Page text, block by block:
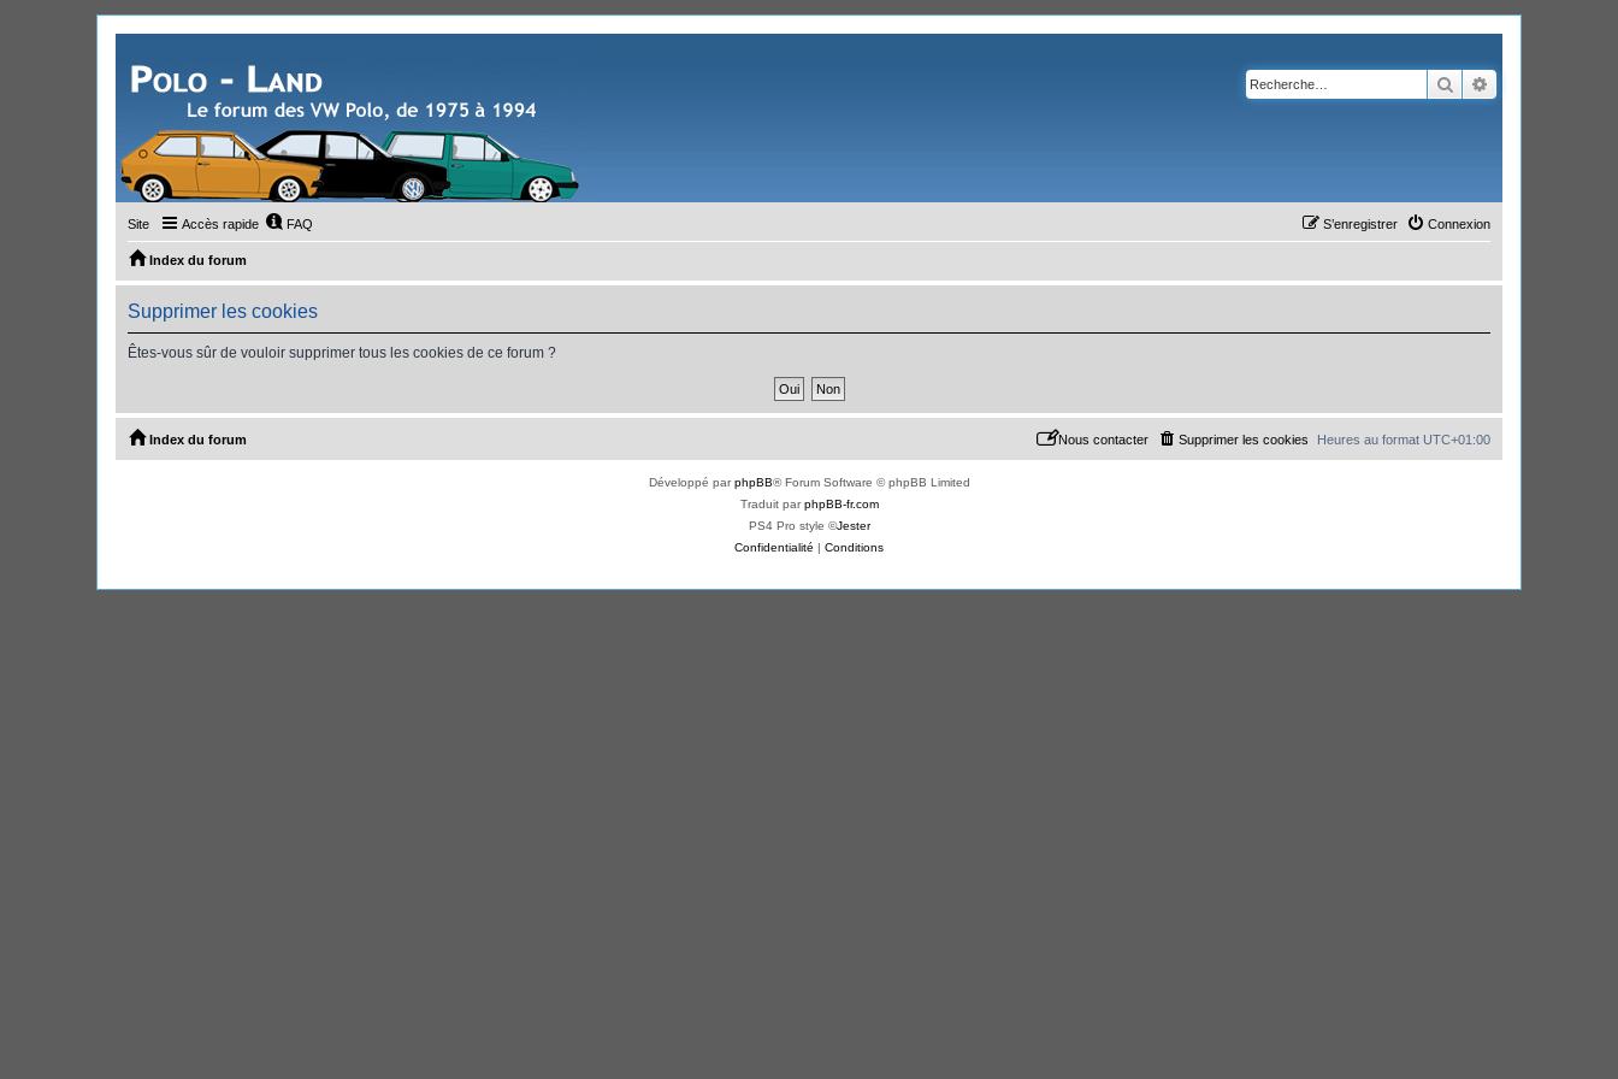
Rechercher
Site Accès rapide FAQ Connexion
S’enregistrer
Index du forum
Supprimer les cookies
Êtes-vous sûr de vouloir supprimer tous les cookies de ce forum ?
Index du forum Heures au format UTC+01:00
Supprimer les cookies
Nous contacter
Développé parphpBB® Forum Software © phpBB Limited
Traduit parphpBB-fr.com
PS4 Pro style ©Jester
Confidentialité | Conditions